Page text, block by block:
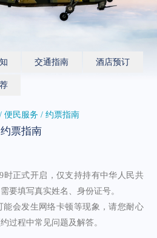
交通指南 酒店预订
便民服务 / 约票指南
约票指南
时正式开启，仅支持持有中华人民共
要填写真实姓名、身份证号。
能会发生网络卡顿等现象，请您耐心
过程中常见问题及解答。